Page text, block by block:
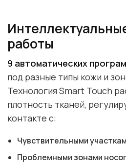
работы
9 автоматических
под разные типы кожи и
Технология Smart Touch
плотность тканей,
контакте с:
Чувствительными
Проблемными зонами